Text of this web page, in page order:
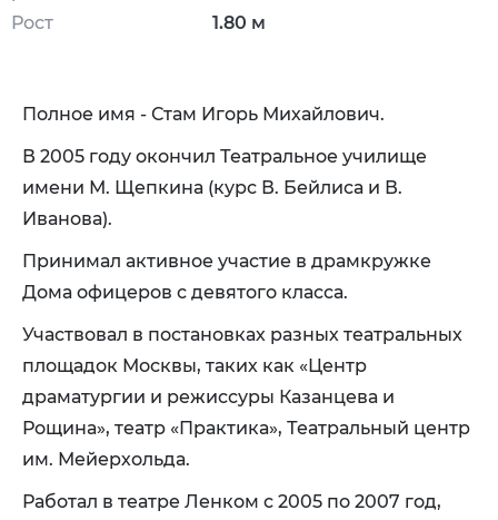
Рост
1.80 м
Полное имя - Стам Игорь Михайлович.
В 2005 году окончил Театральное училище
имени М. Щепкина (курс В. Бейлиса и В.
Иванова).
Принимал активное участие в драмкружке
Дома офицеров с девятого класса.
Участвовал в постановках разных театральных
площадок Москвы, таких как «Центр
драматургии и режиссуры Казанцева и
Рощина», театр «Практика», Театральный центр
им. Мейерхольда.
Работал в театре Ленком с 2005 по 2007 год,